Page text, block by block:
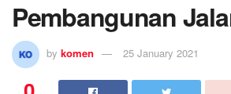
Pembangunan
by komen 25 January 2021